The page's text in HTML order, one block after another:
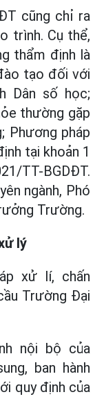
cũng chỉ ra
trình. Cụ thể,
thẩm định là
tạo đối với
Dân số học;
thường gặp
Phương pháp
tại khoản 1
TT-BGDĐT.
ngành, Phó
Trường.
lý
xử lí, chấn
Trường Đại
nội bộ của
ban hành
quy định của